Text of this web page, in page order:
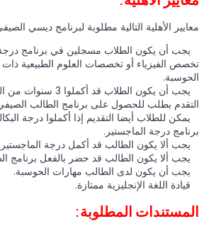
معايير الأهلية التالية مطلوبة لبرنامج ديسي
يجب أن يكون الطلاب مسجلين في برنامج
تخصص الفيزياء أو تخصصات العلوم الطبيعية ذات
الحوسبة.
يجب أن يكون الطلاب
التقدم بطلب للحصول على برنامج الطالب
يمكن للطلاب أيضا التقديم إذا أكملوا درجة
برنامج درجة الماجستير.
يجب ألا يكون الطالب قد أكمل درجة الماجستير.
يجب ألا يكون الطالب قد حضر بالفعل برنامج
يجب أن يكون لدى الطالب مهارات الحوسبة.
قيادة اللغة الإنجليزية ممتازة.
المستندات المطلوبة: